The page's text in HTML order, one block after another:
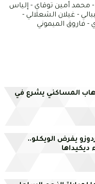
محمد أمين توقاي - إلياس
- غيلان الشعلالي -
فاروق الميموني
المساكني يشرع في
يفرض الويكلو..
ديكيداها